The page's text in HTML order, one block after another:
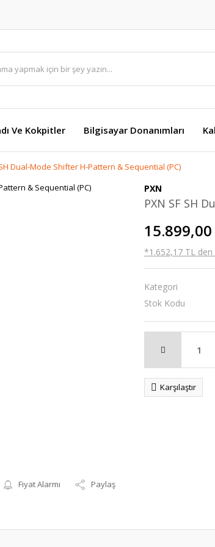
Ve Kokpitler Bilgisayar Donanımları
Dual-Mode Shifter H-Pattern & Sequential (PC)
Fiyat Alarmı Paylaş
PXN
PXN SF SH
15.899,00
*1.652,17 TL
Kategori
Stok Kodu
Karşılaştır